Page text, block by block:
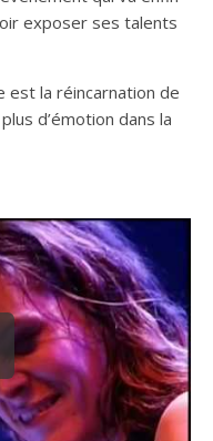
exposer ses talents
est la réincarnation de
d’émotion dans la